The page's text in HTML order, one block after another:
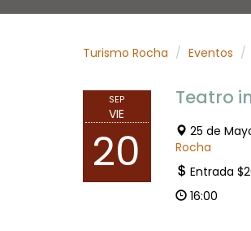
Turismo Rocha Eventos
SEP
VIE
20
Teatro
25 de
Rocha
Entrada
16:00